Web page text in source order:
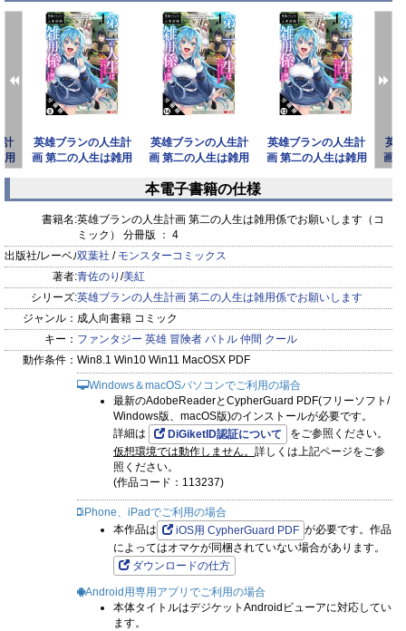
「0級冒険者、辞めます」
元最強冒険者となり≪雑用依頼≫を受けながら、
新たな人生を歩み始めたブランの
痛快自分探しファンタジー!!
計
用
英雄ブランの人生計
画 第二の人生は雑用
英雄ブランの人生計
画 第二の人生は雑用
（コミ
英雄ブランの人生計
画 第二の人生は雑用
英
画
prev next
本電子書籍の仕様
書籍名:英雄ブランの人生計画 第二の人生は雑用係でお願いします（コ
ミック） 分冊版 ： 4
出版社/レーベル:双葉社 / モンスターコミックス
著者:青佐のり /美紅
シリーズ:英雄ブランの人生計画 第二の人生は雑用係でお願いします
ジャンル： 成人向書籍 コミック
キー： ファンタジー 英雄 冒険者 バトル 仲間 クール
動作条件： Win8.1 Win10 Win11 MacOSX PDF
Windows＆macOSパソコンでご利用の場合
最新のAdobeReaderとCypherGuard PDF(フリーソフト/
Windows版、macOS版)のインストールが必要です。
詳細は
DiGiketID認証について
をご参照ください。
仮想環境では動作しません。 詳しくは上記ページをご参
照ください。
(作品コード：113237)
iPhone、iPadでご利用の場合
本作品は
iOS用 CypherGuard PDF が必要です。作品
によってはオマケが同梱されていない場合があります。
ダウンロードの仕方
Android用専用アプリでご利用の場合
本体タイトルはデジケットAndroidビューアに対応してい
ます。